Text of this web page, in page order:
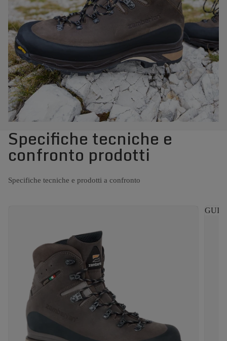
Specifiche tecniche e
confronto prodotti
Specifiche tecniche e prodotti a confronto